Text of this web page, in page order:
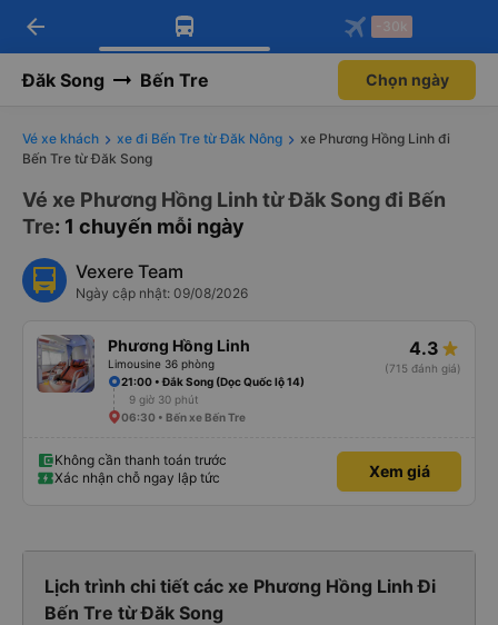
Tải app Vexere ngay!
Nhận ưu đãi thành viên độc
Mở app
Tải app Vexere
-30k/ghế khi đặt vé máy bay qua
Mở app
arrow_back -30k
Đăk Song Bến Tre Chọn ngày
Vé xe khách xe đi Bến Tre từ Đăk Nông
xe Phương Hồng Linh đi
Bến Tre từ Đăk Song
Vé xe Phương Hồng Linh từ Đăk Song đi Bến
Tre: 1 chuyến mỗi ngày
Vexere Team
Ngày cập nhật: 09/08/2026
Phương Hồng Linh
Limousine 36 phòng
4.3
(715 đánh giá)
21:00 • Đắk Song (Dọc Quốc lộ 14)
9 giờ 30 phút
06:30 • Bến xe Bến Tre
Không cần thanh toán trước
Xác nhận chỗ ngay lập tức
Xem giá
Lịch trình chi tiết các xe Phương Hồng Linh Đi
Bến Tre từ Đăk Song